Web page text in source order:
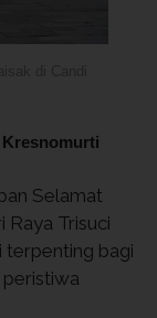
Selamat
Raya Trisuci
terpenting bagi